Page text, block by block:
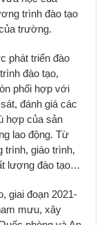
trình đào tạo
trường.
phát triển đào
đào tạo,
phối hợp với
đánh giá các
hợp của sản
lao động. Từ
giáo trình,
lượng đào tạo…
giai đoạn 2021-
mưu, xây